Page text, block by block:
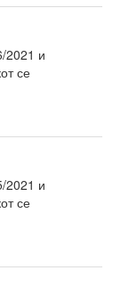
2021 и
се
2021 и
се